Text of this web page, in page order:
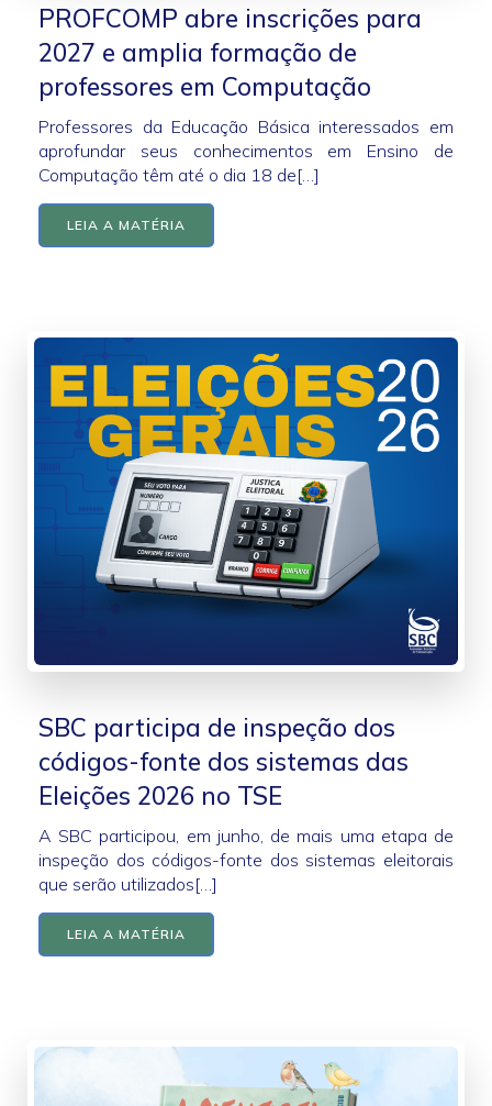
PROFCOMP abre inscrições para
2027 e amplia formação de
professores em Computação
Professores da Educação Básica interessados em
aprofundar seus conhecimentos em Ensino de
Computação têm até o dia 18 de[…]
LEIA A MATÉRIA
SBC participa de inspeção dos
códigos-fonte dos sistemas das
Eleições 2026 no TSE
A SBC participou, em junho, de mais uma etapa de
inspeção dos códigos-fonte dos sistemas eleitorais
que serão utilizados[…]
LEIA A MATÉRIA